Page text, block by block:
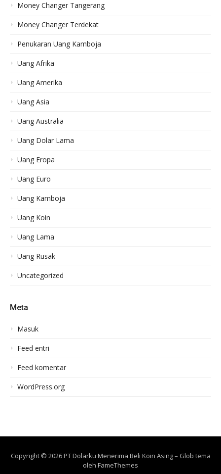
Money Changer Tangerang
Money Changer Terdekat
Penukaran Uang Kamboja
Uang Afrika
Uang Amerika
Uang Asia
Uang Australia
Uang Dolar Lama
Uang Eropa
Uang Euro
Uang Kamboja
Uang Koin
Uang Lama
Uang Rusak
Uncategorized
Meta
Masuk
Feed entri
Feed komentar
WordPress.org
Copyright © 2026 PT Dolarku Menerima Beli Koin Asing– Glob tema
oleh FameThemes